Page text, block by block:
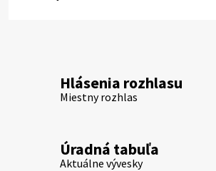
Hlásenia rozhlasu
Miestny rozhlas
Úradná tabuľa
Aktuálne vývesky